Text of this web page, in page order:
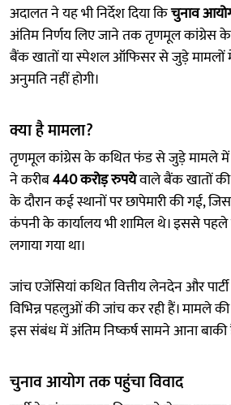
अदालत ने यह भी निर्देश दिया किचुनाव
अंतिम निर्णय लिए जाने तक तृणमूल कांग्रेस के
बैंक खातों या स्पेशल ऑफिसर से जुड़े मामलों
अनुमति नहीं होगी।
क्या है मामला?
तृणमूल कांग्रेस के कथित फंड से जुड़े मामले
ने करीब440 करोड़ रुपयेवाले बैंक खातों
के दौरान कई स्थानों पर छापेमारी की गई,
कंपनी के कार्यालय भी शामिल थे। इससे पहले
लगाया गया था।
जांच एजेंसियां कथित वित्तीय लेनदेन और
विभिन्न पहलुओं की जांच कर रही हैं। मामले
इस संबंध में अंतिम निष्कर्ष सामने आना बाकी
चुनाव आयोग तक पहुंचा विवाद